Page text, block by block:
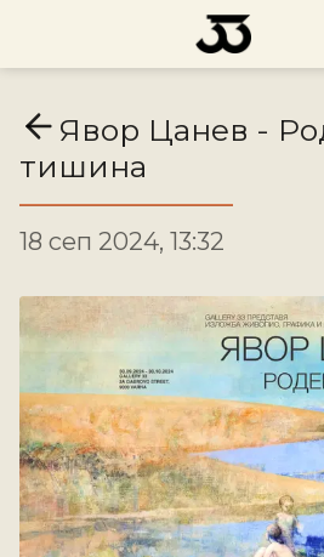
Явор Цанев -
тишина
18 сеп 2024, 13:32